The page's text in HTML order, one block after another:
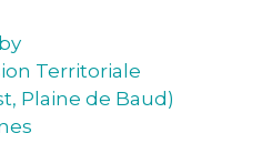
Territoriale
Plaine de Baud)